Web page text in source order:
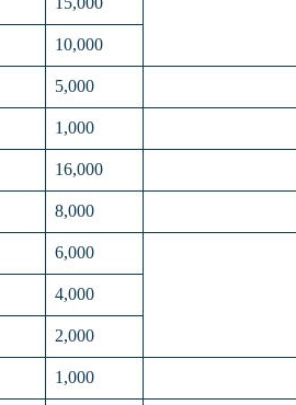
10,000
5,000
1,000
16,000
8,000
6,000
4,000
2,000
1,000